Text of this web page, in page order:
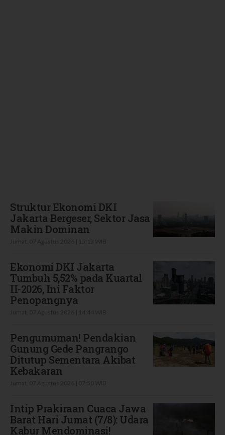
Struktur Ekonomi DKI
Jakarta Bergeser, Sektor Jasa
Makin Dominan
Ekonomi DKI Jakarta
Tumbuh 5,52% pada Kuartal
II-2026, Ini Faktor
Penopangnya
Pengumuman! Pendakian
Gunung Gede Pangrango
Ditutup Sementara Akibat
Kebakaran
Intip Prakiraan Cuaca Jawa
Barat Hari Jumat (7/8): Udara
Kabur Mendominasi!